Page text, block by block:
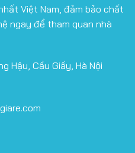
Việt Nam, đảm bảo chất
ngay để tham quan nhà
Hậu, Cầu Giấy, Hà Nội